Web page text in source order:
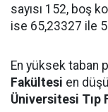
sayısı 152, boş
ise 65,23327 ile
En yüksek taban
Fakültesi en
Üniversitesi Tıp